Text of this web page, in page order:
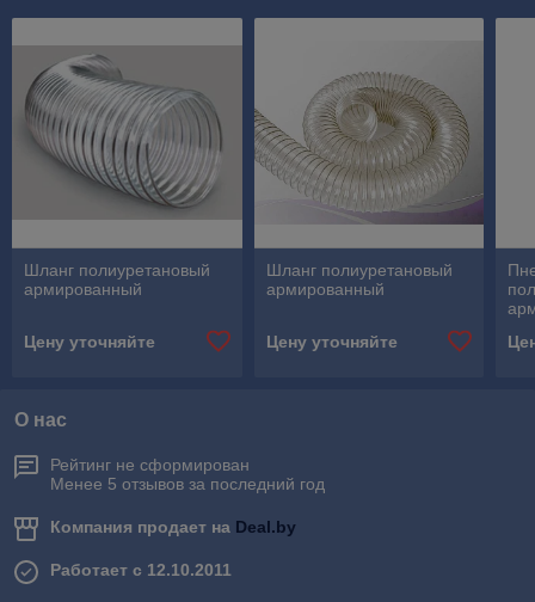
Шланг полиуретановый
армированный
Цену уточняйте
Шланг полиуретановый
армированный
Цену уточняйте
О нас
Рейтинг не сформирован
Менее 5 отзывов за последний год
Компания продает на Deal.by
Работает с 12.10.2011